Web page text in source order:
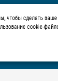
чтобы сделать
cookie-